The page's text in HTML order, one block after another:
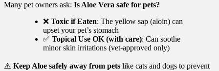
Many pet owners ask: Is Aloe Vera safe for pets?
❌ Toxic if Eaten: The yellow sap (aloin) can
upset your pet’s stomach
✅ Topical Use OK (with care): Can soothe
minor skin irritations (vet-approved only)
⚠️ Keep Aloe safely away from pets like cats and dogs to prevent